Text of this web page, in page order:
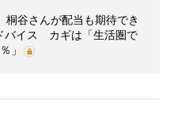
桐谷さんが配当も期待でき
バイス カギは「生活圏で
」